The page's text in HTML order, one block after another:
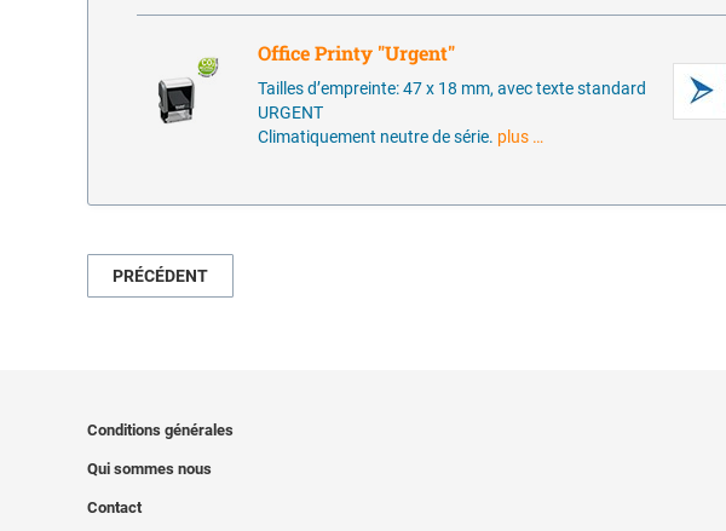
Office Printy "Urgent"
Tailles d’empreinte: 47 x 18 mm, avec texte standard
URGENT
Climatiquement neutre de série. plus …
PRÉCÉDENT
Conditions générales
Qui sommes nous
Contact